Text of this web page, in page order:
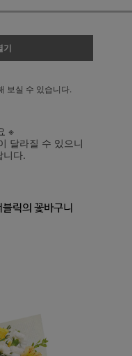
기
보실 수 있습니다.
※
달라질 수 있으니
니다.